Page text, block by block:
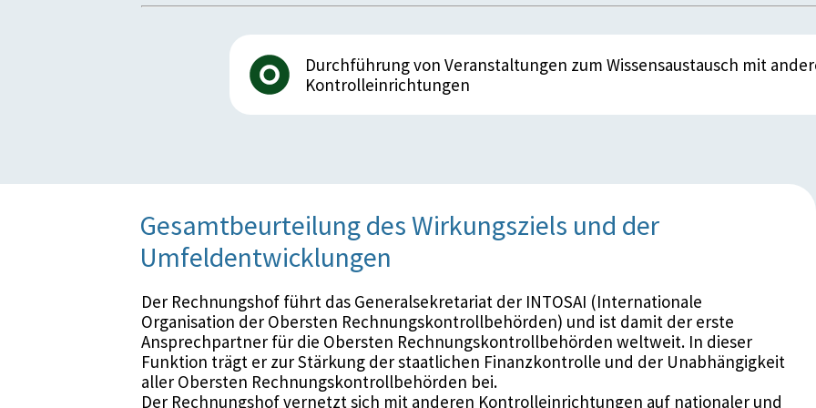
Durchführung von Veranstaltungen zum Wissensaustausch mit
Kontrolleinrichtungen
Gesamtbeurteilung des Wirkungsziels und der
Umfeldentwicklungen
Der Rechnungshof führt das Generalsekretariat der INTOSAI (Internationale
Organisation der Obersten Rechnungskontrollbehörden) und ist damit der erste
Ansprechpartner für die Obersten Rechnungskontrollbehörden weltweit. In dieser
Funktion trägt er zur Stärkung der staatlichen Finanzkontrolle und der Unabhängigkeit
aller Obersten Rechnungskontrollbehörden bei.
Der Rechnungshof vernetzt sich mit anderen Kontrolleinrichtungen auf nationaler und